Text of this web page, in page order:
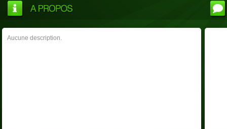
Aucune description.